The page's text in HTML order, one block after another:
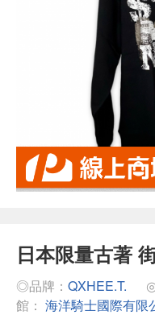
日本限量古著
◎品牌： QXHEE.T.
館： 海洋騎士國際有限